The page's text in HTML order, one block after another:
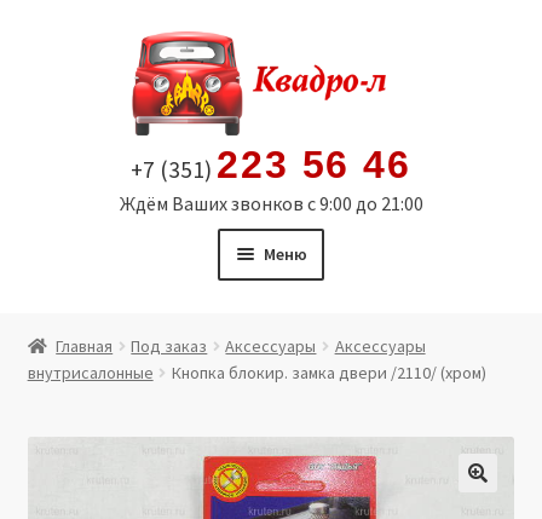
содержимому
+7 (351) 223 56 46
Ждём Ваших звонков с 9:00 до 21:00
Меню
Витрина
Мой аккаунт
Политика в отношении обработки персональных
Главная Под заказ Аксессуары
Аксессуары
внутрисалонные
Кнопка блокир. замка двери /2110/ (хром)